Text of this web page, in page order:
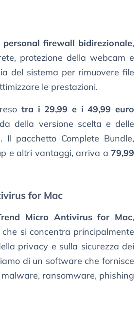
personal firewall bidirezionale,
protezione della webcam e
del sistema per rimuovere file
le prestazioni.
tra i 29,99 e i 49,99 euro
della versione scelta e delle
Il pacchetto Complete Bundle,
e altri vantaggi, arriva a 79,99
for Mac
Micro Antivirus for Mac,
che si concentra principalmente
privacy e sulla sicurezza dei
di un software che fornisce
ransomware, phishing